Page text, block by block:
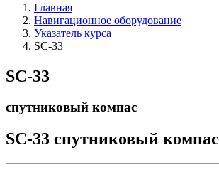
Главная
Навигационное оборудование
Указатель курса
SC-33
SC-33
спутниковый компас
SC-33 спутниковый компас